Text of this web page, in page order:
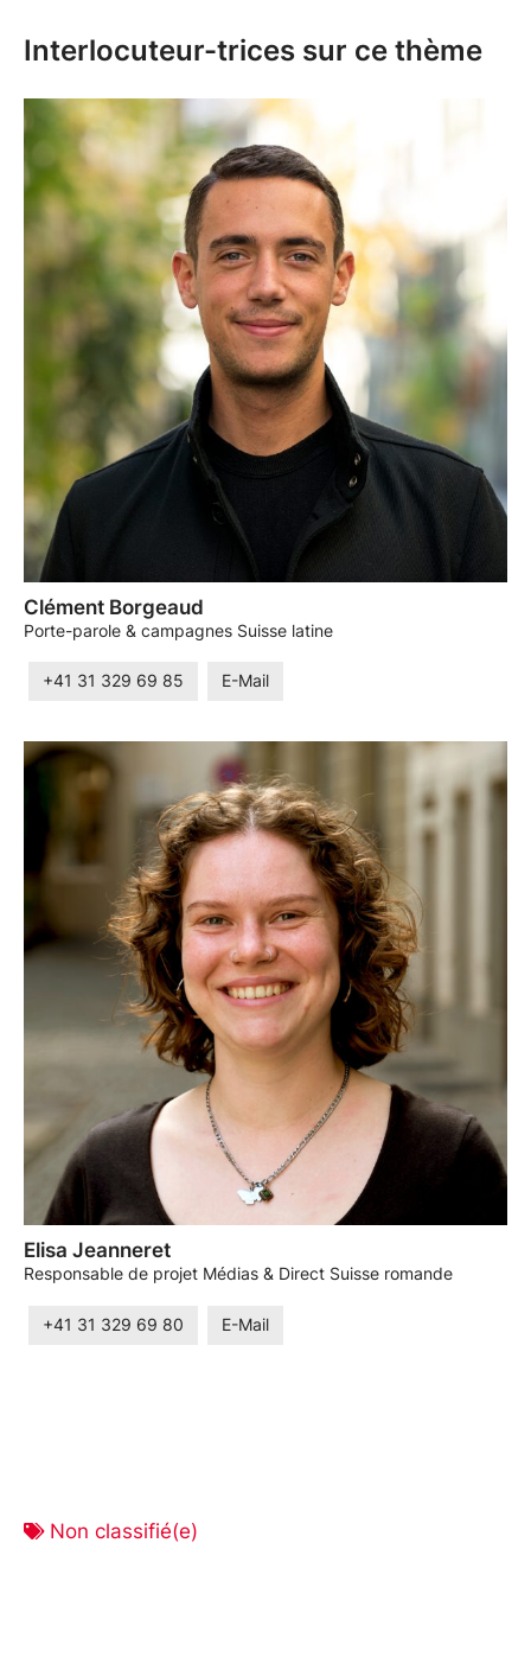
Interlocuteur-trices sur ce thème
Clément Borgeaud
Porte-parole & campagnes Suisse latine
+41 31 329 69 85 E-Mail
Elisa Jeanneret
Responsable de projet Médias & Direct Suisse romande
+41 31 329 69 80 E-Mail
Non classifié(e)